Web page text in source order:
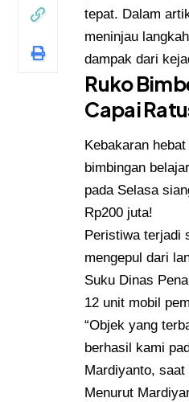
tepat. Dalam
meninjau
dampak dari
Ruko
Capai
Kebakaran
bimbingan
pada Selasa
Rp200 juta!
Peristiwa terjadi
mengepul dari
Suku Dinas
12 unit mobil
“Objek yang
berhasil kami
Mardiyanto,
Menurut